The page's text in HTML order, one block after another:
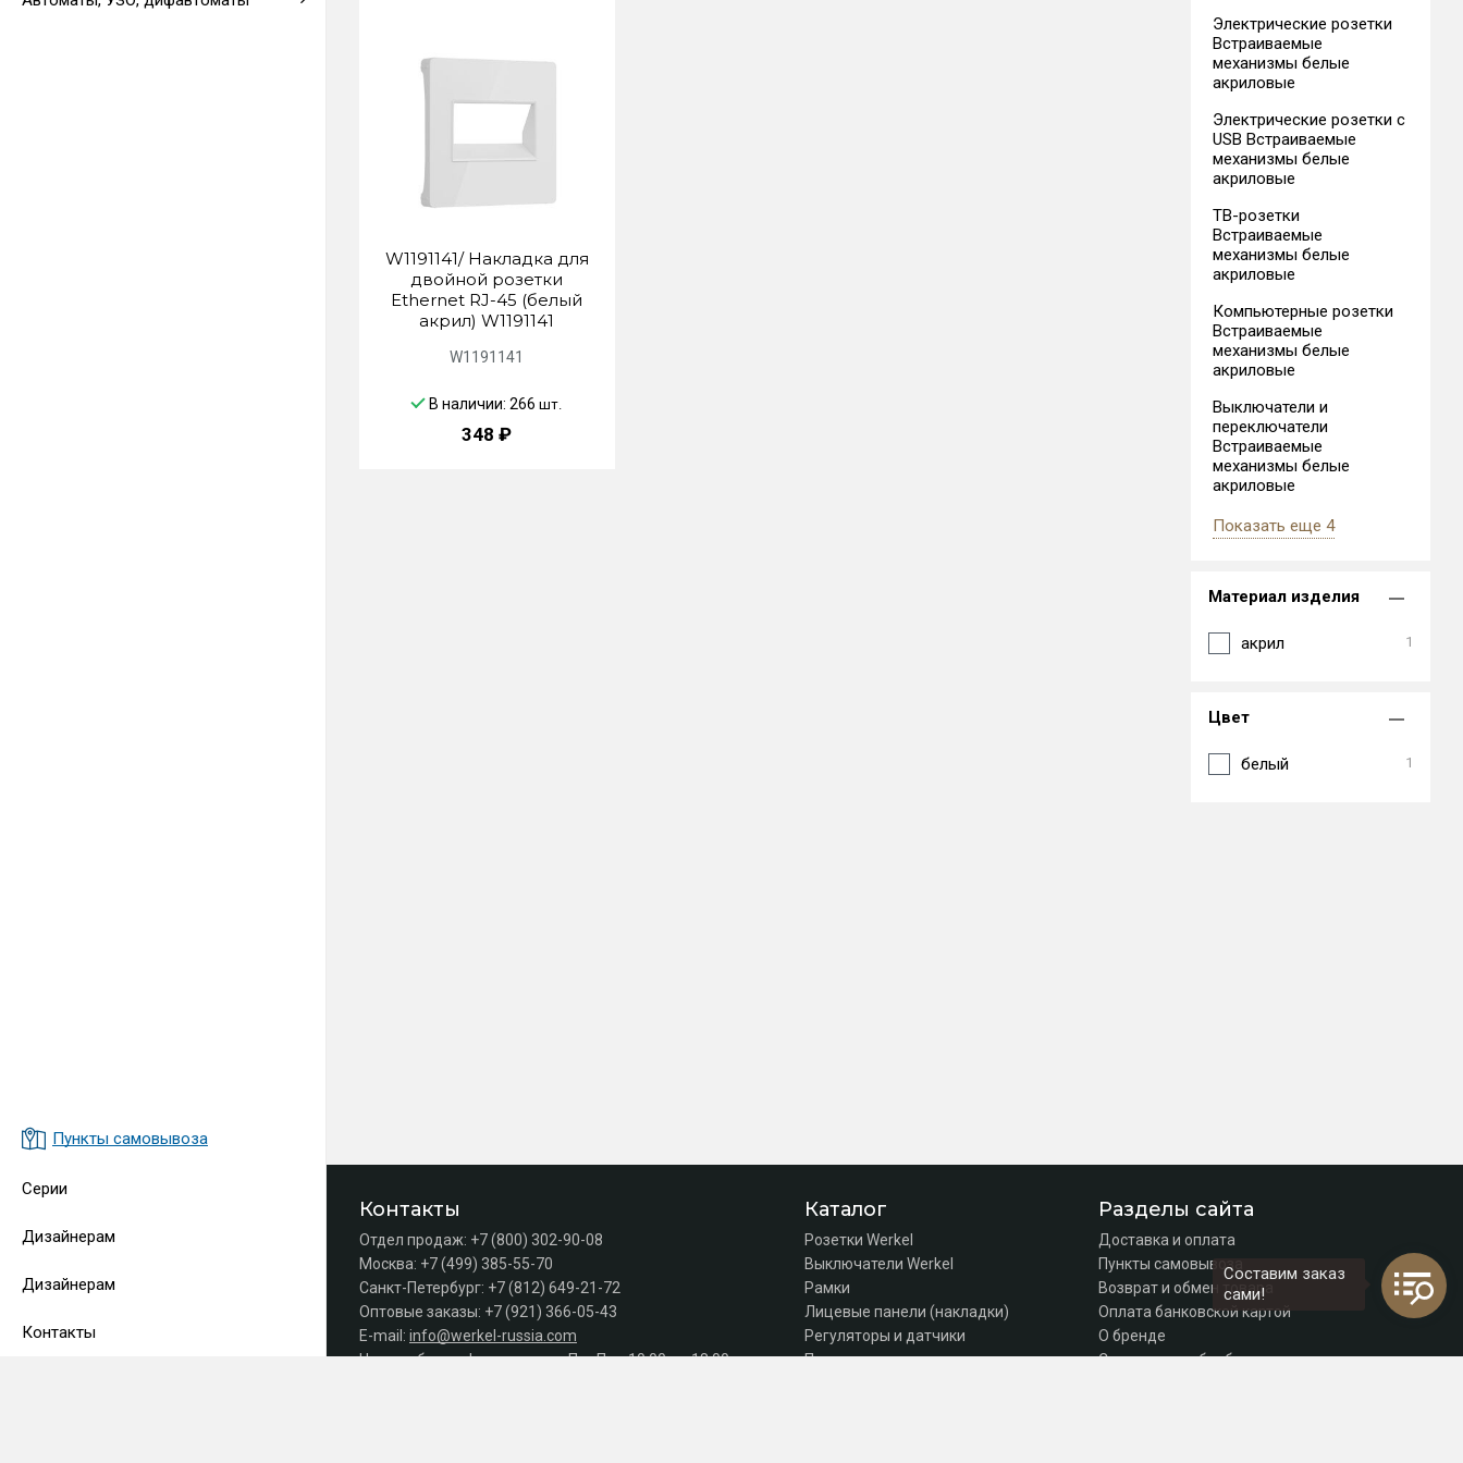
Пункты самовывоза
Серии
Дизайнерам
Дизайнерам
Контакты
W1191141/ Накладка для
двойной розетки
Еthernet RJ-45 (белый
акрил) W1191141
W1191141
В наличии: 266шт.
348 ₽
Электрические розетки
Встраиваемые
механизмы белые
акриловые
Электрические розетки с
USB Встраиваемые
механизмы белые
акриловые
ТВ-розетки
Встраиваемые
механизмы белые
акриловые
Компьютерные розетки
Встраиваемые
механизмы белые
акриловые
Выключатели и
переключатели
Встраиваемые
механизмы белые
акриловые
Показать еще 4
Материал изделия
акрил 1
Цвет
белый 1
Контакты
Отдел продаж: +7 (800) 302-90-08
Москва: +7 (499) 385-55-70
Санкт-Петербург: +7 (812) 649-21-72
Оптовые заказы: +7 (921) 366-05-43
E-mail: info@werkel-russia.com
Часы работы офиса продаж: Пн–Пт с 10:00 до 18:00
Каталог
Розетки Werkel
Выключатели Werkel
Рамки
Лицевые панели (накладки)
Регуляторы и датчики
Подсветка лестниц
Разделы сайта
Доставка и оплата
Пункты самовывоза
Возврат и обмен товара
Оплата банковской картой
О бренде
Согласие на обработку персональных данных
Составим заказ
сами!